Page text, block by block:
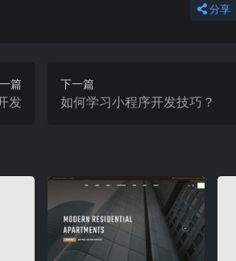
分享
篇
发
下一篇
如何学习小程序开发技巧？